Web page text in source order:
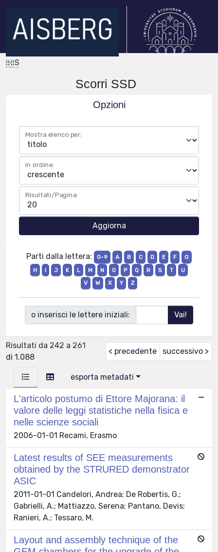
IRIS
Scorri SSD
Opzioni
Mostra elenco per:
in ordine:
Risultati/Pagina
Parti dalla lettera: 0-9 A B C D E F
G
H
I J K L M N O P Q R S T
U
V
W X Y Z
o inserisci le lettere iniziali:
Risultati da 242 a 261
di 1.088
< precedente successivo >
esporta metadati
L'articolo postumo di Ettore Majorana: il
valore delle leggi statistiche nella fisica e
nelle scienze sociali
2006-01-01 Recami, Erasmo
Latest results of SEE measurements
obtained by the STRURED demonstrator
ASIC
2011-01-01 Candelori, Andrea; De Robertis, G.;
Gabrielli, A.; Mattiazzo, Serena; Pantano, Devis;
Ranieri, A.; Tessaro, M.
Layout and assembly technique of the